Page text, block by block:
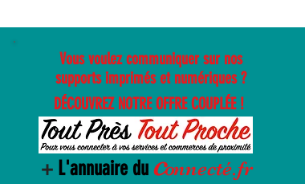
Vous voulez communiquer sur nos
supports imprimés et numériques ?
DÉCOUVREZ NOTRE OFFRE COUPLÉE !
+ L'annuaire du connecté.fr